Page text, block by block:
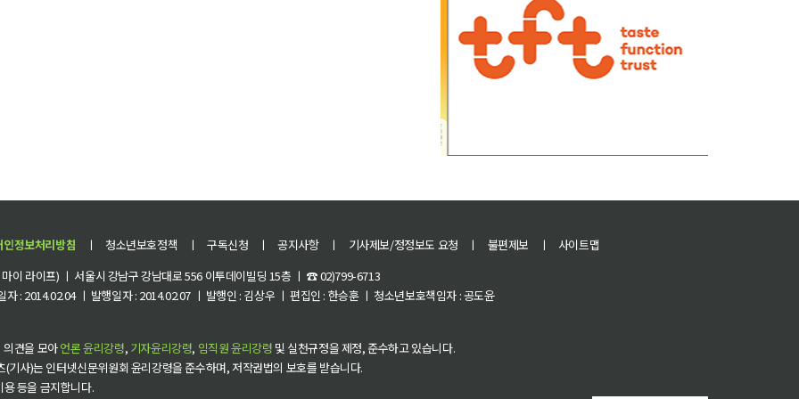
인정보처리방침 ㅣ 청소년보호정책 ㅣ 구독신청 ㅣ 공지사항 ㅣ 기사제보/정정보도 요청 ㅣ 불편제보 ㅣ
사이트맵
이 라이프) ㅣ 서울시 강남구 강남대로 556 이투데이빌딩 15층 ㅣ ☎ 02)799-6713
: 2014.02.04 ㅣ 발행일자 : 2014.02.07 ㅣ 발행인 : 김상우 ㅣ 편집인 : 한승훈 ㅣ 청소년보호책임자 : 공도윤
의견을 모아언론 윤리강령, 기자윤리강령, 임직원 윤리강령 및 실천규정을 제정, 준수하고 있습니다.
기사)는 인터넷신문위원회 윤리강령을 준수하며, 저작권법의 보호를 받습니다.
등을 금지합니다.